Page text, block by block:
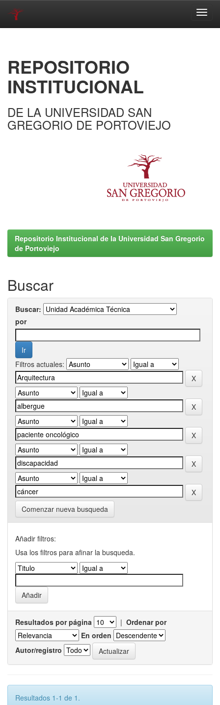
REPOSITORIO
INSTITUCIONAL
DE LA UNIVERSIDAD SAN
GREGORIO DE PORTOVIEJO
Repositorio Institucional de la Universidad San Gregorio
de Portoviejo
Buscar
Buscar:
por
Filtros actuales:
Comenzar nueva busqueda
Añadir filtros:
Usa los filtros para afinar la busqueda.
Resultados por página | Ordenar por
En orden
Autor/registro
Resultados 1-1 de 1.